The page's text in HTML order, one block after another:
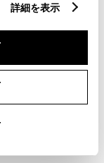
詳細を表示